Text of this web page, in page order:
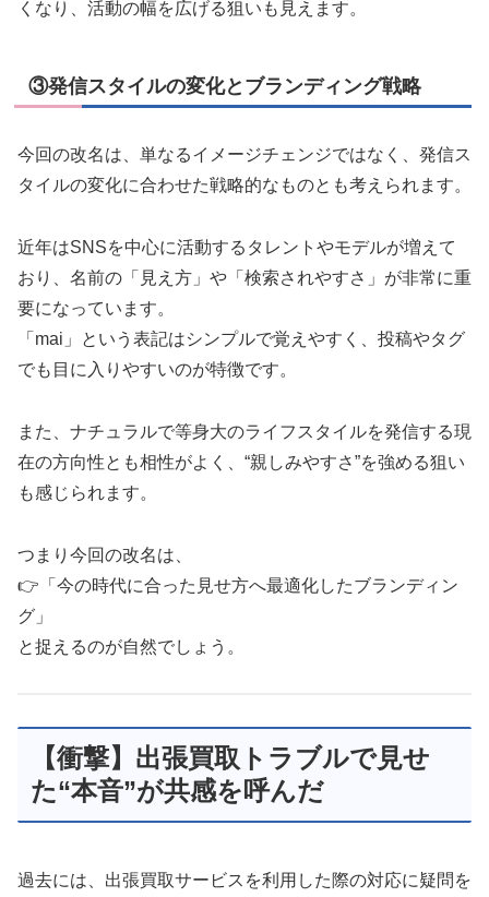
くなり、活動の幅を広げる狙いも見えます。
③発信スタイルの変化とブランディング戦略
今回の改名は、単なるイメージチェンジではなく、発信ス
タイルの変化に合わせた戦略的なものとも考えられます。
近年はSNSを中心に活動するタレントやモデルが増えて
おり、名前の「見え方」や「検索されやすさ」が非常に重
要になっています。
「mai」という表記はシンプルで覚えやすく、投稿やタグ
でも目に入りやすいのが特徴です。
また、ナチュラルで等身大のライフスタイルを発信する現
在の方向性とも相性がよく、“親しみやすさ”を強める狙い
も感じられます。
つまり今回の改名は、
👉「今の時代に合った見せ方へ最適化したブランディン
グ」
と捉えるのが自然でしょう。
【衝撃】出張買取トラブルで見せ
た“本音”が共感を呼んだ
過去には、出張買取サービスを利用した際の対応に疑問を